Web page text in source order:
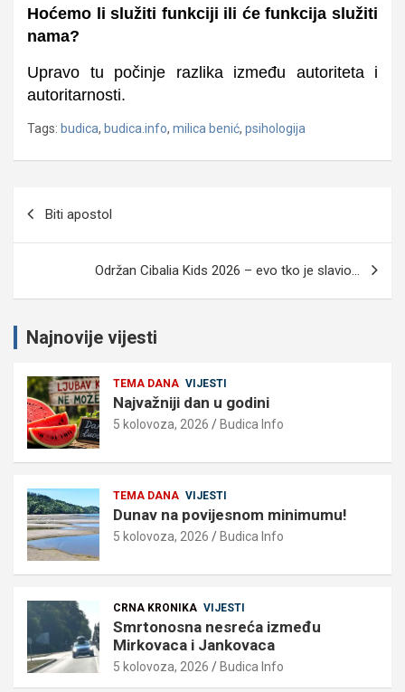
Hoćemo li služiti funkciji ili će funkcija služiti
nama?
Upravo tu počinje razlika između autoriteta i
autoritarnosti.
Tags: budica, budica.info, milica benić, psihologija
objava
Biti apostol
Održan Cibalia Kids 2026 – evo tko je slavio…
Najnovije vijesti
TEMA DANA VIJESTI
Najvažniji dan u godini
5 kolovoza, 2026 Budica Info
TEMA DANA VIJESTI
Dunav na povijesnom minimumu!
5 kolovoza, 2026 Budica Info
CRNA KRONIKA VIJESTI
Smrtonosna nesreća između
Mirkovaca i Jankovaca
5 kolovoza, 2026 Budica Info